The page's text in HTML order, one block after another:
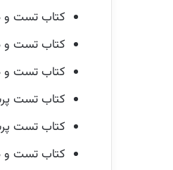
کتاب تست و
کتاب تست و
کتاب تست و
کتاب تست
کتاب تست
کتاب تست و